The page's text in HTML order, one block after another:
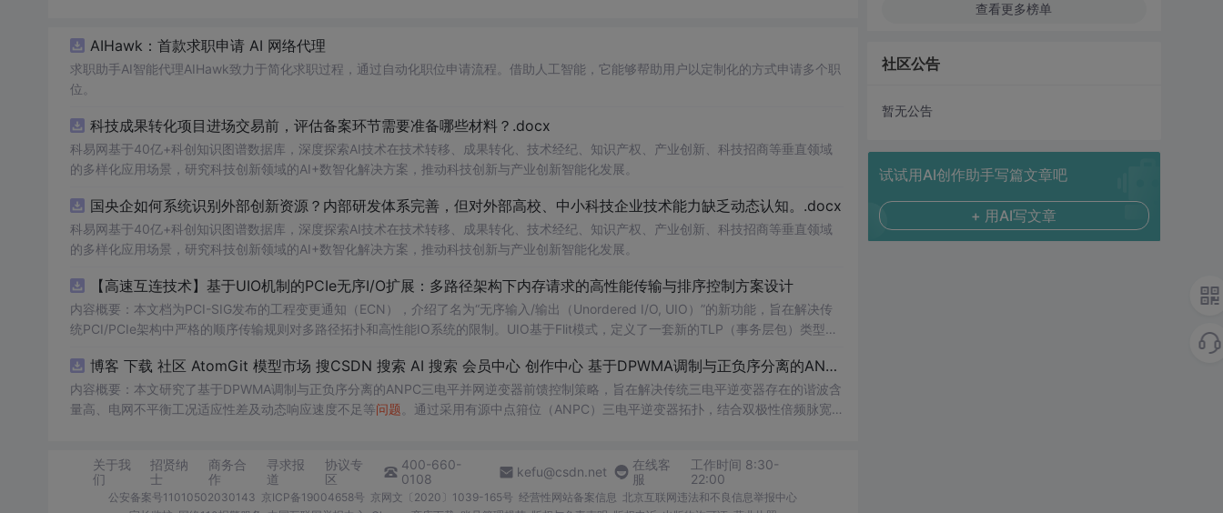
AIHawk：首款求职申请 AI 网络代理
求职助手AI智能代理AIHawk致力于简化求职过程，通过自动化职位申请流程。借助人工智能，它能够帮助用户以定制化的方式申请多个职
位。
科技成果转化项目进场交易前，评估备案环节需要准备哪些材料？.docx
科易网基于40亿+科创知识图谱数据库，深度探索AI技术在技术转移、成果转化、技术经纪、知识产权、产业创新、科技招商等垂直领域
的多样化应用场景，研究科技创新领域的AI+数智化解决方案，推动科技创新与产业创新智能化发展。
国央企如何系统识别外部创新资源？内部研发体系完善，但对外部高校、中小科技企业技术能力缺乏动态认知。.docx
科易网基于40亿+科创知识图谱数据库，深度探索AI技术在技术转移、成果转化、技术经纪、知识产权、产业创新、科技招商等垂直领域
的多样化应用场景，研究科技创新领域的AI+数智化解决方案，推动科技创新与产业创新智能化发展。
【高速互连技术】基于UIO机制的PCIe无序I/O扩展：多路径架构下内存请求的高性能传输与排序控制方案设计
内容概要：本文档为PCI-SIG发布的工程变更通知（ECN），介绍了名为“无序输入/输出（Unordered I/O, UIO）”的新功能，旨在解决传
统PCI/PCIe架构中严格的顺序传输规则对多路径拓扑和高性能IO系统的限制。UIO基于Flit模式，定义了一套新的TLP（事务层包）类型和
O
博客 下载 社区 AtomGit 模型市场 搜CSDN 搜索 AI 搜索 会员中心 创作中心 基于DPWMA调制与正负序分离的ANPC三电平并网逆变器前馈控制策略研究（Simulink仿真实现）
内容概要：本文研究了基于DPWMA调制与正负序分离的ANPC三电平并网逆变器前馈控制策略，旨在解决传统三电平逆变器存在的谐波含
量高、电网不平衡工况适应性差及动态响应速度不足等问题 。通过采用有源中点箝位（ANPC）三电平逆变器拓扑，结合双极性倍频脉宽
结果显示，所提出的控制策略能有效降低并网谐波含量，提升锁相精度与系统动态稳定性，确保在复杂电网工况下的高质量稳定并网。 适
合人群：具备一定电力电子基础知识和仿真技能的研发人员，尤其是从事新能源发电、储能系统、柔性输电等领域研究的专业人士。 使用
场景及目标：①研究和开发高性能并网逆变器，特别是针对大功率、高电能质量要求的应用场景；②探索如何通过先进的调制和控制策略
关于我
们
招贤纳
士
商务合
作
寻求报
道
协议专
区
400-660-
0108
kefu@csdn.net
在线客
服
工作时间 8:30-
22:00
公安备案号11010502030143 京ICP备19004658号 京网文〔2020〕1039-165号 经营性网站备案信息 北京互联网违法和不良信息举报中心
查看更多榜单
社区公告
暂无公告
试试用AI创作助手写篇文章吧
+ 用AI写文章